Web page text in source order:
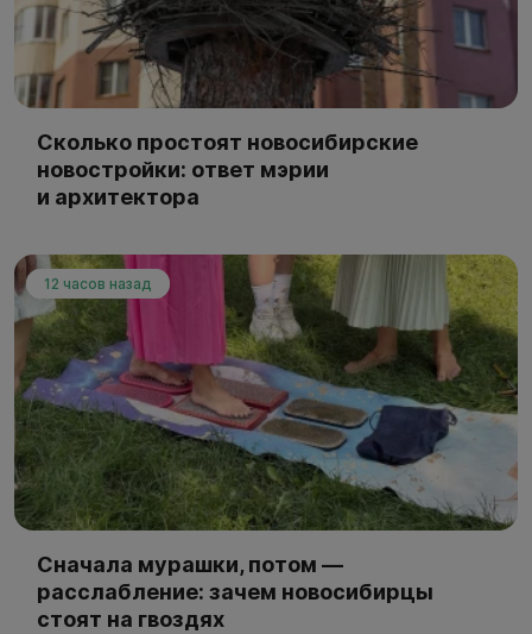
Сколько простоят новосибирские
новостройки: ответ мэрии
и архитектора
12 часов назад
Сначала мурашки, потом —
расслабление: зачем новосибирцы
стоят на гвоздях